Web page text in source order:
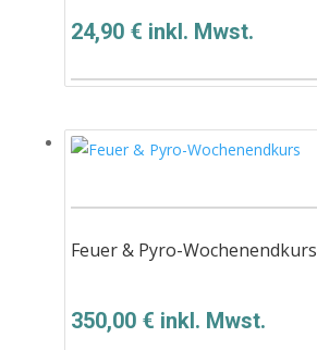
24,90 € inkl. Mwst.
Feuer & Pyro-Wochenendkurs
350,00 € inkl. Mwst.